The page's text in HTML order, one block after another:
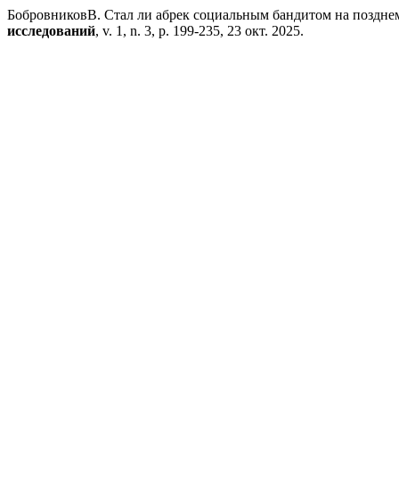
БобровниковВ. Стал ли абрек социальным бандитом на
исследований, v. 1, n. 3, p. 199-235, 23 окт. 2025.